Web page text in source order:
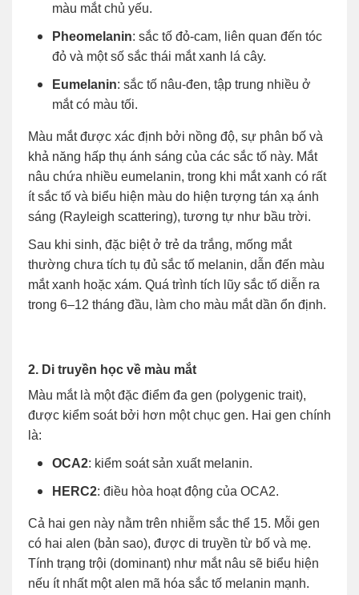
màu mắt chủ yếu.
Pheomelanin: sắc tố đỏ-cam, liên quan đến tóc
đỏ và một số sắc thái mắt xanh lá cây.
Eumelanin: sắc tố nâu-đen, tập trung nhiều ở
mắt có màu tối.
Màu mắt được xác định bởi nồng độ, sự phân bố và
khả năng hấp thụ ánh sáng của các sắc tố này. Mắt
nâu chứa nhiều eumelanin, trong khi mắt xanh có rất
ít sắc tố và biểu hiện màu do hiện tượng tán xạ ánh
sáng (Rayleigh scattering), tương tự như bầu trời.
Sau khi sinh, đặc biệt ở trẻ da trắng, mống mắt
thường chưa tích tụ đủ sắc tố melanin, dẫn đến màu
mắt xanh hoặc xám. Quá trình tích lũy sắc tố diễn ra
trong 6–12 tháng đầu, làm cho màu mắt dần ổn định.
2. Di truyền học về màu mắt
Màu mắt là một đặc điểm đa gen (polygenic trait),
được kiểm soát bởi hơn một chục gen. Hai gen chính
là:
OCA2: kiểm soát sản xuất melanin.
HERC2: điều hòa hoạt động của OCA2.
Cả hai gen này nằm trên nhiễm sắc thể 15. Mỗi gen
có hai alen (bản sao), được di truyền từ bố và mẹ.
Tính trạng trội (dominant) như mắt nâu sẽ biểu hiện
nếu ít nhất một alen mã hóa sắc tố melanin mạnh.